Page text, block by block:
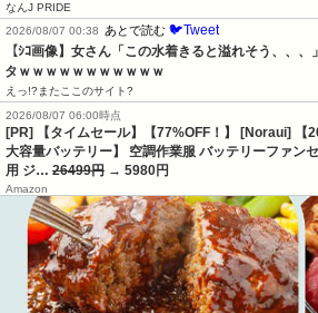
なんJ PRIDE
2026/08/07 00:38 あとで読む 🐦Tweet
【ｼｺ画像】女さん「この水着きると溢れそう、、
タｗｗｗｗｗｗｗｗｗｗｗ
えっ!?またここのサイト?
2026/08/07 06:00時点
[PR] 【タイムセール】【77%OFF！】 [Noraui] 【
大容量バッテリー】 空調作業服 バッテリーファン
用 ジ… 26499円 → 5980円
Amazon